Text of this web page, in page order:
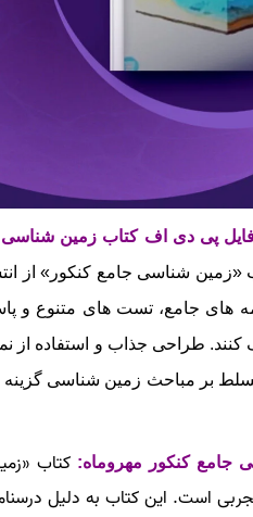
فایل پی دی اف کتاب زمین
شناسی جامع کنکور» از
های جامع، تست‌ های متنوع و
طراحی جذاب و استفاده از
بر مباحث زمین‌ شناسی گزینه‌
جامع کنکور مهروماه:کتاب
است. این کتاب به دلیل